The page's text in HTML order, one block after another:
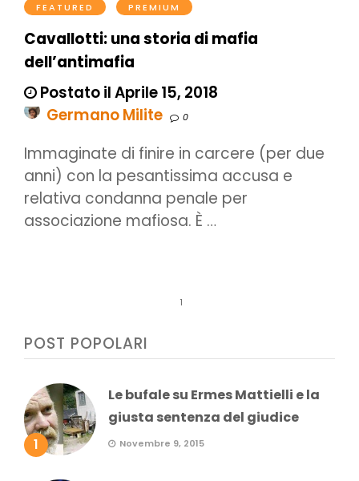
FEATURED PREMIUM
Cavallotti: una storia di mafia
dell’antimafia
Postato il Aprile 15, 2018
Germano Milite
0
Immaginate di finire in carcere (per due
anni) con la pesantissima accusa e
relativa condanna penale per
associazione mafiosa. È …
1
POST POPOLARI
1
Le bufale su Ermes Mattielli e la
giusta sentenza del giudice
Novembre 9, 2015